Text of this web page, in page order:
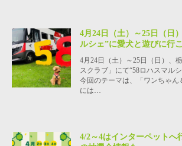
4月24日（土）～25日（日
ルシェ”に愛犬と遊びに行
4月24日（土）～25日（日）、
スクラブ」にて“58ロハスマル
今回のテーマは、「ワンちゃん
には…
4/2～4はインターペットへ